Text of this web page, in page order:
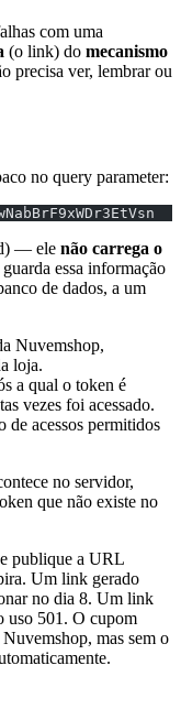
com uma
(o link) do mecanismo
precisa ver, lembrar ou
no query parameter:
— ele não carrega o
essa informação
de dados, a um
Nuvemshop,
loja.
a qual o token é
vezes foi acessado.
acessos permitidos
no servidor,
que não existe no
publique a URL
Um link gerado
no dia 8. Um link
uso 501. O cupom
mas sem o